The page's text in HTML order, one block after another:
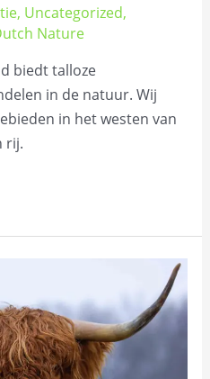
, Uncategorized,
Nature
biedt talloze
in de natuur. Wij
in het westen van
rij.